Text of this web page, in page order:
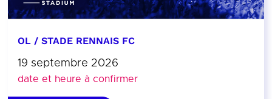
OL / STADE RENNAIS FC
19 septembre 2026
date et heure à confirmer